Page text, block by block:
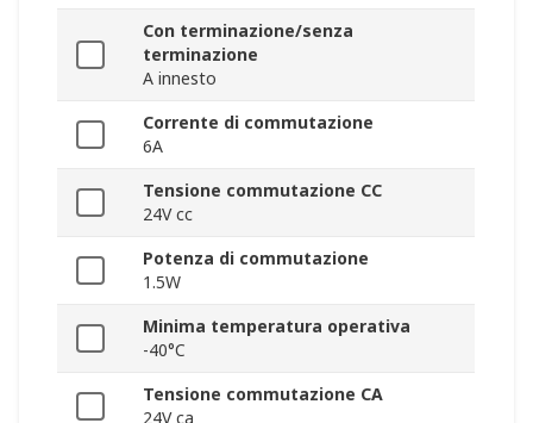
Con terminazione/senza
terminazione
A innesto
Corrente di commutazione
6A
Tensione commutazione CC
24V cc
Potenza di commutazione
1.5W
Minima temperatura operativa
-40°C
Tensione commutazione CA
24V ca